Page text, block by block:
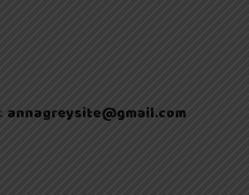
annagreysite@gmail.com